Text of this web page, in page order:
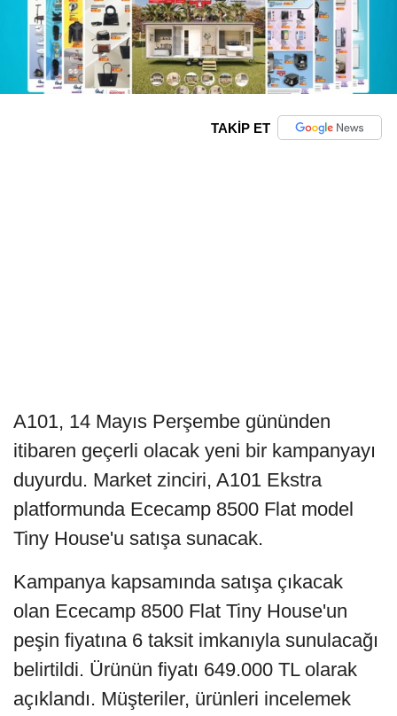
TAKİP ET
A101, 14 Mayıs Perşembe gününden
itibaren geçerli olacak yeni bir kampanyayı
duyurdu. Market zinciri, A101 Ekstra
platformunda Ececamp 8500 Flat model
Tiny House'u satışa sunacak.
Kampanya kapsamında satışa çıkacak
olan Ececamp 8500 Flat Tiny House'un
peşin fiyatına 6 taksit imkanıyla sunulacağı
belirtildi. Ürünün fiyatı 649.000 TL olarak
açıklandı. Müşteriler, ürünleri incelemek